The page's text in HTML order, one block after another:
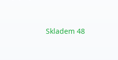
Skladem 48